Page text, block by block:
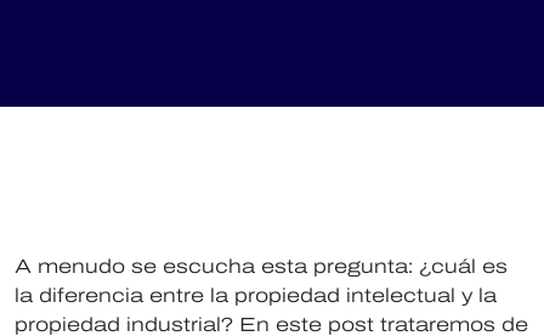
A menudo se escucha esta pregunta: ¿cuál es
la diferencia entre la propiedad intelectual y la
propiedad industrial? En este post trataremos de